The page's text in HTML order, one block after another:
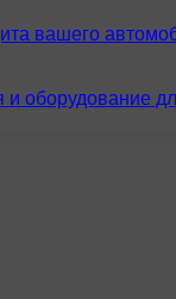
вашего
и оборудование